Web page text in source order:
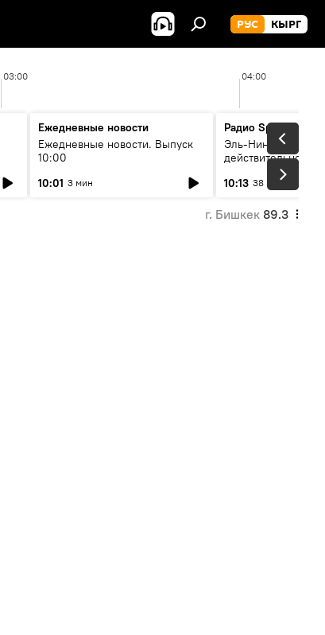
РУС КЫРГ
03:00 04:00
Ежедневные новости
Ежедневные новости. Выпуск
10:00
10:01 3 мин
Радио Sputnik
Эль-Ниньо, жара и
действительно
погоду в
10:13 38 мин
г. Бишкек 89.3